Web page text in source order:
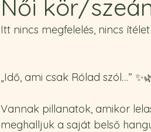
Női kör/
Itt nincs megfelelés, nincs
„Idő, ami csak Rólad szól…”
Vannak pillanatok, amikor
meghalljuk a saját belső